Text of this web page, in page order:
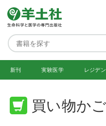
新刊 実験医学 レジデ
買い物かご